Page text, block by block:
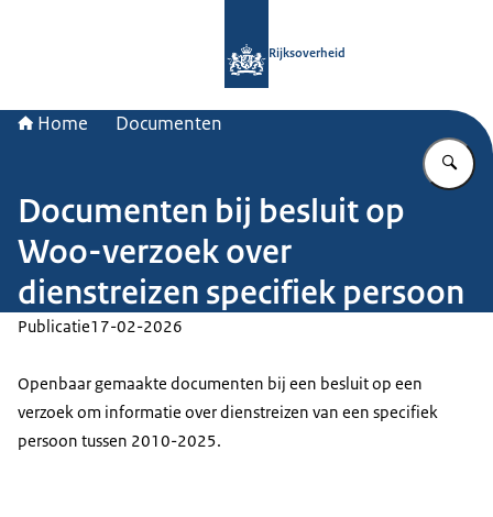
Rijksoverheid
Home Documenten
Documenten bij besluit op
Woo-verzoek over
dienstreizen specifiek persoon
Publicatie17-02-2026
Openbaar gemaakte documenten bij een besluit op een
verzoek om informatie over dienstreizen van een specifiek
persoon tussen 2010-2025.